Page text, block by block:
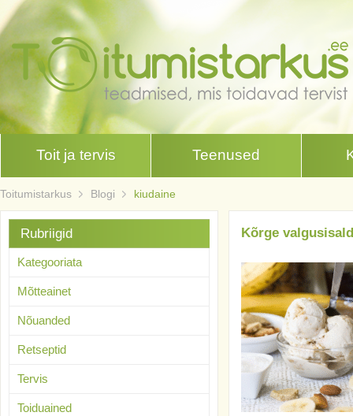
Toit ja tervis Teenused
Toitumistarkus Blogi kiudaine
Kõrge
Rubriigid
Kategooriata
Mõtteainet
Nõuanded
Retseptid
Tervis
Toiduained